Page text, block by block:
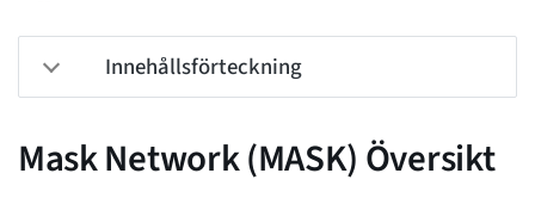
Innehållsförteckning
Mask Network (MASK) Översikt